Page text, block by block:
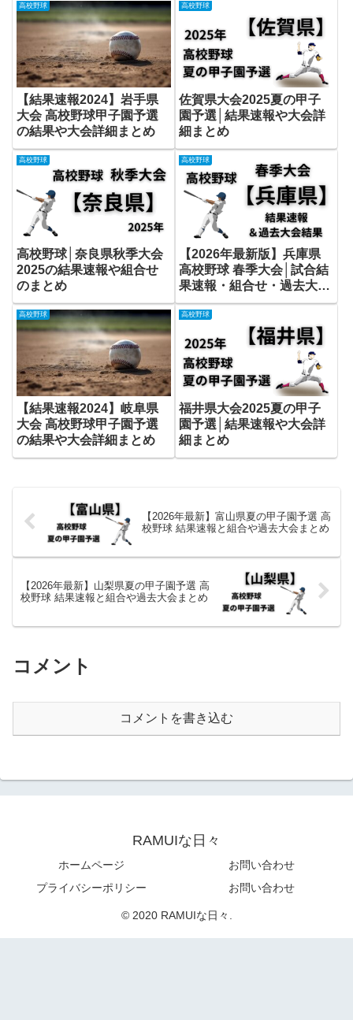
高校野球
【結果速報2024】岩手県
大会 高校野球甲子園予選
の結果や大会詳細まとめ
高校野球
佐賀県大会2025夏の甲子
園予選│結果速報や大会詳
細まとめ
高校野球
高校野球│奈良県秋季大会
2025の結果速報や組合せ
のまとめ
高校野球
【2026年最新版】兵庫県
高校野球 春季大会│試合結
果速報・組合せ・過去大会
成績まとめ
高校野球
【結果速報2024】岐阜県
大会 高校野球甲子園予選
の結果や大会詳細まとめ
高校野球
福井県大会2025夏の甲子
園予選│結果速報や大会詳
細まとめ
【2026年最新】富山県夏の甲子園予選 高
校野球 結果速報と組合や過去大会まとめ
【2026年最新】山梨県夏の甲子園予選 高
校野球 結果速報と組合や過去大会まとめ
コメント
コメントを書き込む
RAMUIな日々
ホームページ
お問い合わせ
プライバシーポリシー
お問い合わせ
© 2020 RAMUIな日々.